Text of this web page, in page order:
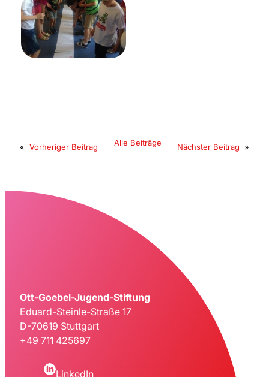
« Vorheriger Beitrag Alle Beiträge Nächster Beitrag »
Ott-Goebel-Jugend-Stiftung
Eduard-Steinle-Straße 17
D-70619 Stuttgart
+49 711 425697
LinkedIn